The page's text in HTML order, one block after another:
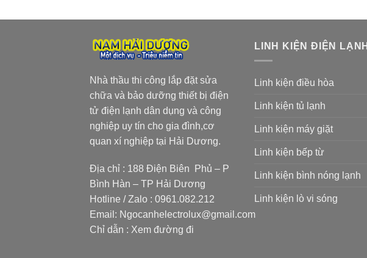
Nhà thầu thi công lắp đặt sửa
chữa và bảo dưỡng thiết bị điện
tử điện lạnh dân dụng và công
nghiệp uy tín cho gia đình,cơ
quan xí nghiệp tại Hải Dương.
Địa chỉ : 188 Điện Biên Phủ – P
Bình Hàn – TP Hải Dương
Hotline / Zalo : 0961.082.212
Email: Ngocanhelectrolux@gmail.com
Chỉ dẫn : Xem đường đi
LINH KIỆN ĐIỆN LẠNH
Linh kiện điều hòa
Linh kiện tủ lạnh
Linh kiện máy giặt
Linh kiện bếp từ
Linh kiện bình nóng lạnh
Linh kiện lò vi sóng